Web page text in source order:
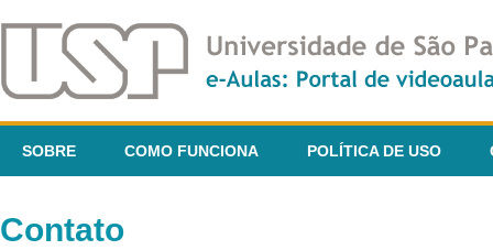
SOBRE COMO FUNCIONA POLÍTICA DE USO
Contato